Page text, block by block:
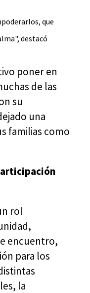
que
destacó
poner en
de las
su
una
familias como
rol
encuentro,
para los
la